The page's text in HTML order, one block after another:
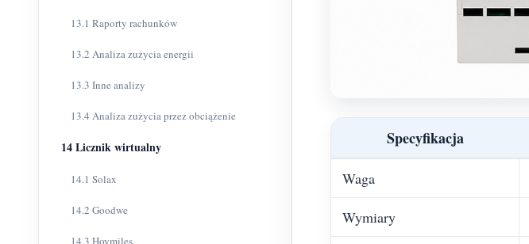
13.1 Raporty rachunków
13.2 Analiza zużycia energii
13.3 Inne analizy
13.4 Analiza zużycia przez obciążenie
14 Licznik wirtualny
14.1 Solax
14.2 Goodwe
14.3 Hoymiles
Specyfikacja
Waga
Wymiary